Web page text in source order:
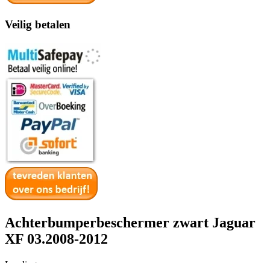
Veilig betalen
Achterbumperbeschermer zwart Jaguar
XF 03.2008-2012